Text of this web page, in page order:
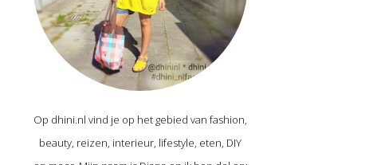
Op dhini.nl vind je op het gebied van fashion,
beauty, reizen, interieur, lifestyle, eten, DIY